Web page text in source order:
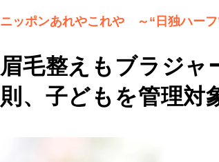
眉毛整えもブラジ
則、子どもを管理対
ニッポンあれやこれや ～“日独ハーフ